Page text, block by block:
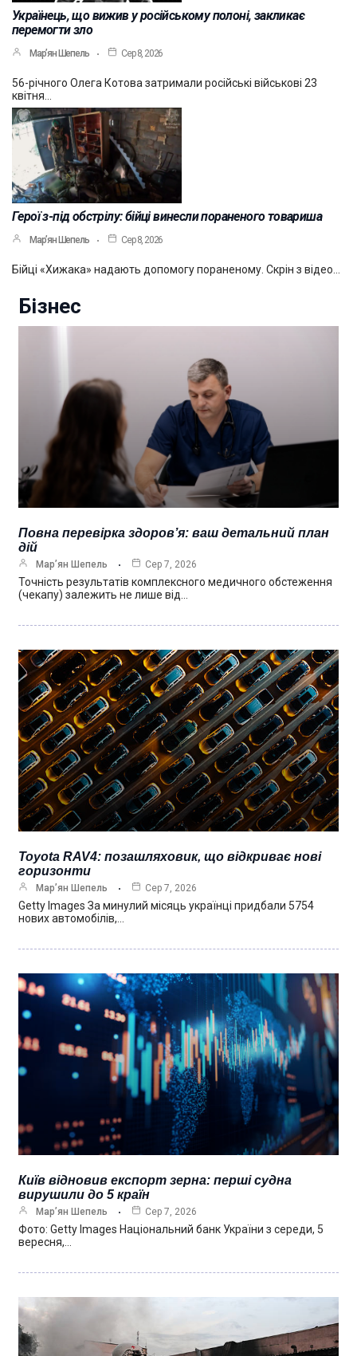
Українець, що вижив у російському полоні, закликає
перемогти зло
Мар’ян Шепель Сер 8, 2026
56-річного Олега Котова затримали російські військові 23
квітня…
Герої з-під обстрілу: бійці винесли пораненого товариша
Мар’ян Шепель Сер 8, 2026
Бійці «Хижака» надають допомогу пораненому. Скрін з відео…
Бізнес
Повна перевірка здоров’я: ваш детальний план
дій
Мар’ян Шепель Сер 7, 2026
Точність результатів комплексного медичного обстеження
(чекапу) залежить не лише від…
Toyota RAV4: позашляховик, що відкриває нові
горизонти
Мар’ян Шепель Сер 7, 2026
Getty Images За минулий місяць українці придбали 5754
нових автомобілів,…
Київ відновив експорт зерна: перші судна
вирушили до 5 країн
Мар’ян Шепель Сер 7, 2026
Фото: Getty Images Національний банк України з середи, 5
вересня,…